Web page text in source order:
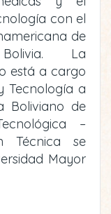
con el
de
La
está a cargo
Tecnología a
Boliviano de
–
Técnica se
Mayor